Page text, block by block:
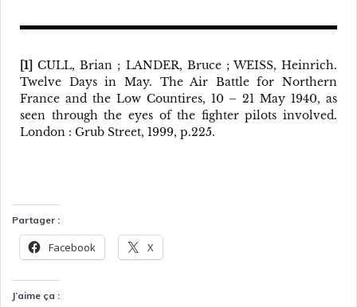
[1] CULL, Brian ; LANDER, Bruce ; WEISS, Heinrich.
Twelve Days in May. The Air Battle for Northern
France and the Low Countires, 10 – 21 May 1940, as
seen through the eyes of the fighter pilots involved.
London : Grub Street, 1999, p.225.
Partager :
Facebook X
J’aime ça :